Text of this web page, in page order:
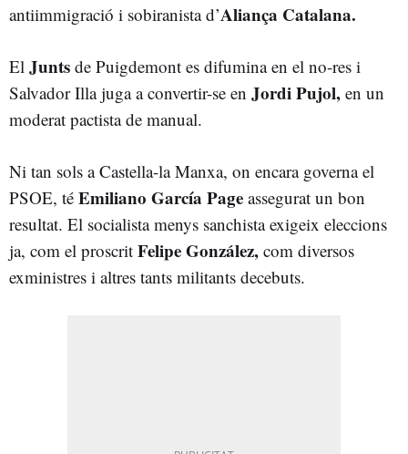
antiimmigració i sobiranista d’Aliança Catalana.
El Junts de Puigdemont es difumina en el no-res i
Salvador Illa juga a convertir-se en Jordi Pujol, en un
moderat pactista de manual.
Ni tan sols a Castella-la Manxa, on encara governa el
PSOE, té Emiliano García Page assegurat un bon
resultat. El socialista menys sanchista exigeix eleccions
ja, com el proscrit Felipe González, com diversos
exministres i altres tants militants decebuts.